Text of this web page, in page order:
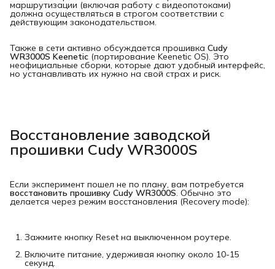
маршрутизации (включая работу с видеопотоками)
должна осуществляться в строгом соответствии с
действующим законодательством.
Также в сети активно обсуждается прошивка Cudy
WR3000S Keenetic (портирование Keenetic OS). Это
неофициальные сборки, которые дают удобный интерфейс,
но устанавливать их нужно на свой страх и риск.
Восстановление заводской
прошивки Cudy WR3000S
Если эксперимент пошел не по плану, вам потребуется
восстановить прошивку Cudy WR3000S. Обычно это
делается через режим восстановления (Recovery mode):
Зажмите кнопку Reset на выключенном роутере.
Включите питание, удерживая кнопку около 10-15
секунд.